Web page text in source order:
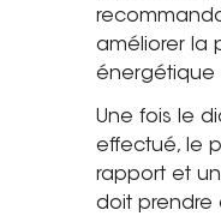
améliorer la
énergétique
Une fois le
effectué, le
rapport et
doit prendre